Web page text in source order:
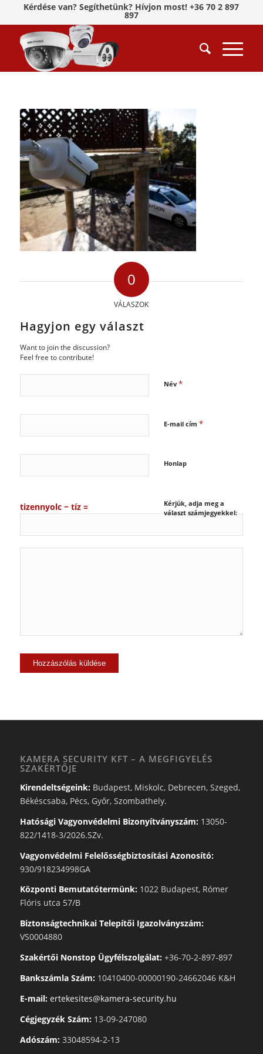
Kérdése van? Segíthetünk? Hívjon most! +36 70 2 897
897
0
VÁLASZOK
Hagyjon egy választ
Want to join the discussion?
Feel free to contribute!
Név *
E-mail cím *
Honlap
Kérjük, adja meg a
választ számjegyekkel:
tizennyolc − tíz =
KAMERA SECURITY KFT – A MEGFIGYELÉS
SZAKÉRTŐJE
Kirendeltségeink:Budapest, Miskolc, Debrecen, Szeged,
Békéscsaba, Pécs, Győr, Szombathely.
Hatósági Vagyonvédelmi Bizonyítványszám:13050-
822/1418-3/2026.SZv.
Vagyonvédelmi Felelősségbiztosítási Azonosító:
930/918234998GA
Központi Bemutatótermünk:1022 Budapest, Rómer
Flóris utca 57/B
Biztonságtechnikai Telepítői Igazolványszám:
VS0004880
Szakértői Nonstop Ügyfélszolgálat:+36-70-2-897-897
Bankszámla Szám:10410400-00000190-24662046 K&H
E-mail: ertekesites@kamera-security.hu
Cégjegyzék Szám:13-09-247080
Adószám:33048594-2-13